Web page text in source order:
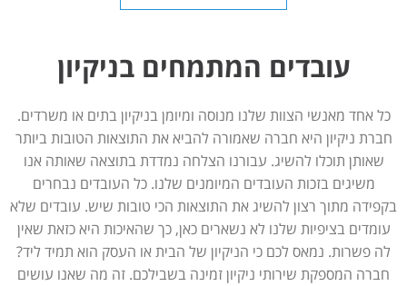
עובדים המתמחים בניקיון
כל אחד מאנשי הצוות שלנו מנוסה ומיומן בניקיון בתים או משרדים.
חברת ניקיון היא חברה שאמורה להביא את התוצאות הטובות ביותר
שאותן תוכלו להשיג. עבורנו הצלחה נמדדת בתוצאה שאותה אנו
משיגים בזכות העובדים המיומנים שלנו. כל העובדים נבחרים
בקפידה מתוך רצון להשיג את התוצאות הכי טובות שיש. עובדים שלא
עומדים בציפיות שלנו לא נשארים כאן, כך שהאיכות היא כזאת שאין
לה פשרות. נמאס לכם כי הניקיון של הבית או העסק הוא תמיד ליד?
חברה המספקת שירותי ניקיון זמינה בשבילכם. זה מה שאנו עושים